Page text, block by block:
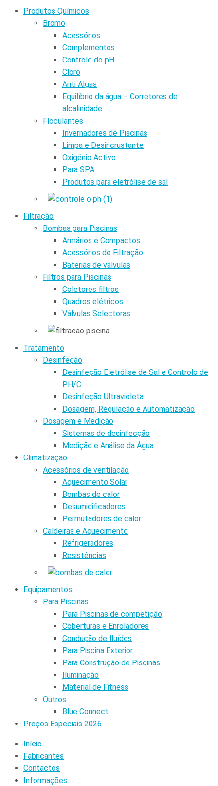
Produtos Químicos
Bromo
Acessórios
Complementos
Controlo do pH
Cloro
Anti Algas
Equilíbrio da água – Corretores de
alcalinidade
Floculantes
Invernadores de Piscinas
Limpa e Desincrustante
Oxigénio Activo
Para SPA
Produtos para eletrólise de sal
Filtração
Bombas para Piscinas
Armários e Compactos
Acessórios de Filtração
Baterias de válvulas
Filtros para Piscinas
Coletores filtros
Quadros elétricos
Válvulas Selectoras
Tratamento
Desinfeção
Desinfeção Eletrólise de Sal e Controlo de
PH/C
Desinfeção Ultravioleta
Dosagem, Regulação e Automatização
Dosagem e Medição
Sistemas de desinfecção
Medição e Análise da Água
Climatização
Acessórios de ventilação
Aquecimento Solar
Bombas de calor
Desumidificadores
Permutadores de calor
Caldeiras e Aquecimento
Refrigeradores
Resistências
Equipamentos
Para Piscinas
Para Piscinas de competição
Coberturas e Enroladores
Condução de fluídos
Para Piscina Exterior
Para Construção de Piscinas
Iluminação
Material de Fitness
Outros
Blue Connect
Preços Especiais 2026
Início
Fabricantes
Contactos
Informações